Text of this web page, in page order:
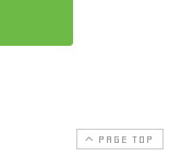
PAGE TOP